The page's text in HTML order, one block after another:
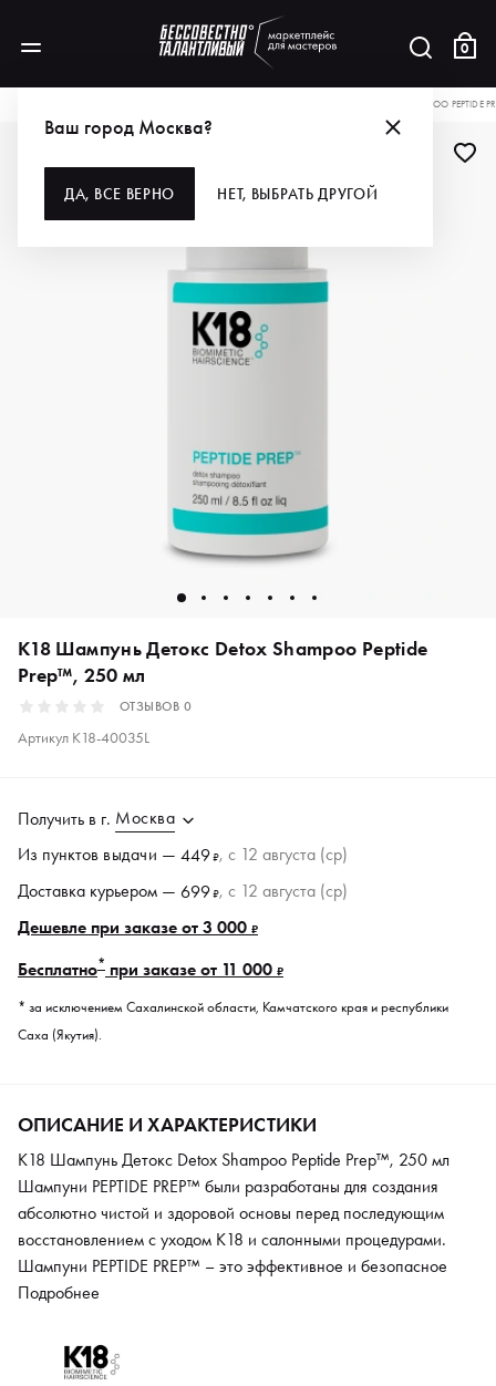
0
Ваш город Москва?
ДА, ВСЕ ВЕРНО НЕТ, ВЫБРАТЬ ДРУГОЙ
K18 ШАМПУНЬ ДЕТОКС DETOX SHAMPOO PEPTIDE
K18 Шампунь Детокс Detox Shampoo Peptide
Prep™, 250 мл
ОТЗЫВОВ 0
Артикул K18-40035L
Получить в г. Москва
Из пунктов выдачи — 449₽, c 12 августа (ср)
Доставка курьером — 699₽, c 12 августа (ср)
Дешевле при заказе от 3 000 ₽
Бесплатно* при заказе от 11 000 ₽
* за исключением Сахалинской области, Камчатского края и республики
Саха (Якутия).
ОПИСАНИЕ И ХАРАКТЕРИСТИКИ
K18 Шампунь Детокс Detox Shampoo Peptide Prep™, 250 мл
Шампуни PEPTIDE PREP™ были разработаны для создания
абсолютно чистой и здоровой основы перед последующим
восстановлением с уходом К18 и салонными процедурами.
Шампуни PEPTIDE PREP™ – это эффективное и безопасное
очищение, которое не повреждает цвет. Шампунь Детокс - это
пептидом K18Peptide™ и ингредиентами для ухода за кожей
головы. Сохраняет цвет, питает волосы, делая их чистыми и
Подробнее